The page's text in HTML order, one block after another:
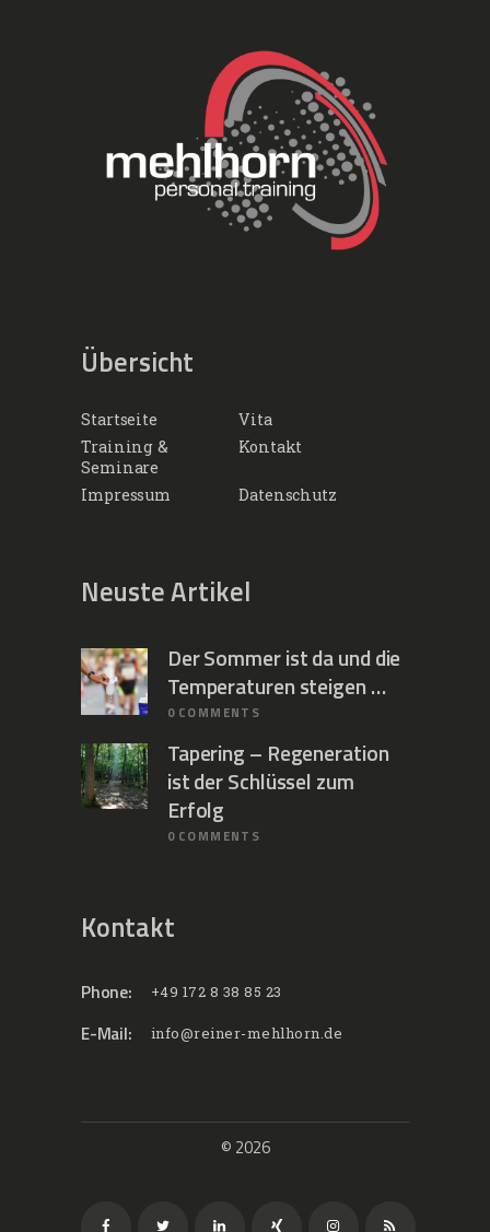
Übersicht
Startseite
Vita
Training &
Seminare
Kontakt
Impressum Datenschutz
Neuste Artikel
Der Sommer ist da und die
Temperaturen steigen …
0 COMMENTS
Tapering – Regeneration
ist der Schlüssel zum
Erfolg
0 COMMENTS
Kontakt
Phone: +49 172 8 38 85 23
E-Mail: info@reiner-mehlhorn.de
© 2026